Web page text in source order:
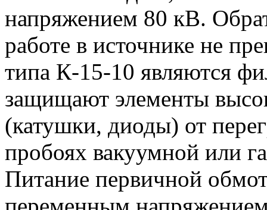
напряжением 80 кВ.
работе в источнике не
типа К-15-10 являются
защищают элементы
(катушки, диоды) от
пробоях вакуумной или
Питание первичной